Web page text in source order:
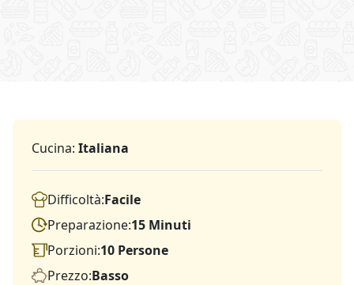
Cucina: Italiana
Difficoltà:Facile
Preparazione:15 Minuti
Porzioni:10 Persone
Prezzo:Basso